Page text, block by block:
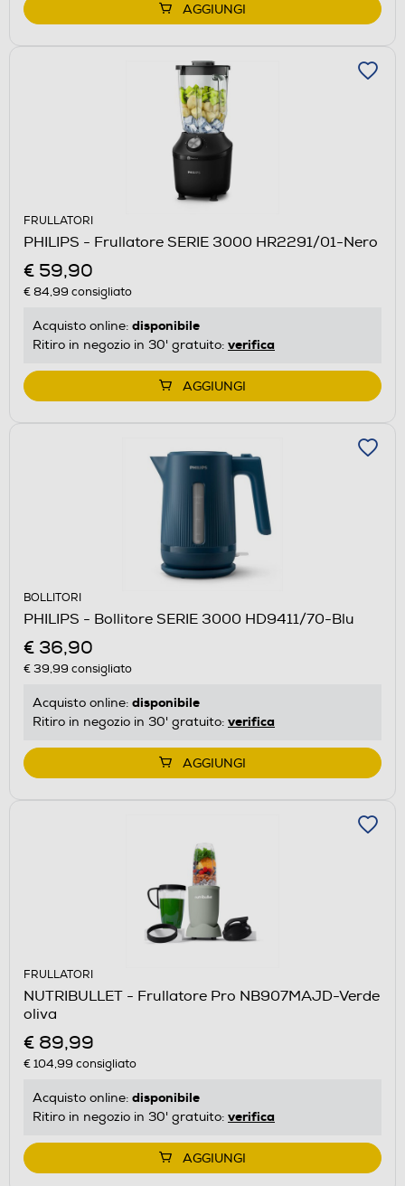
AGGIUNGI
FRULLATORI
PHILIPS - Frullatore SERIE 3000 HR2291/01-Nero
€ 59,90
€ 84,99 consigliato
Acquisto online: disponibile
Ritiro in negozio in 30' gratuito: verifica
AGGIUNGI
BOLLITORI
PHILIPS - Bollitore SERIE 3000 HD9411/70-Blu
€ 36,90
€ 39,99 consigliato
Acquisto online: disponibile
Ritiro in negozio in 30' gratuito: verifica
AGGIUNGI
FRULLATORI
NUTRIBULLET - Frullatore Pro NB907MAJD-Verde
oliva
€ 89,99
€ 104,99 consigliato
Acquisto online: disponibile
Ritiro in negozio in 30' gratuito: verifica
AGGIUNGI